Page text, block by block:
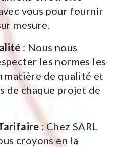
vous pour fournir
mesure.
: Nous nous
les normes les
matière de qualité et
de chaque projet de
: Chez SARL
croyons en la